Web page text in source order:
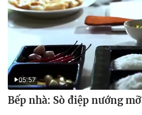
05:57
Bếp nhà: Sò điệp nướng